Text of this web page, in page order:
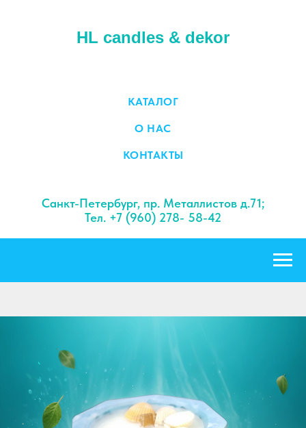
HL candles & dekor
КАТАЛОГ
О НАС
КОНТАКТЫ
Санкт-Петербург, пр. Металлистов д.71;
Тел. +7 (960) 278- 58-42